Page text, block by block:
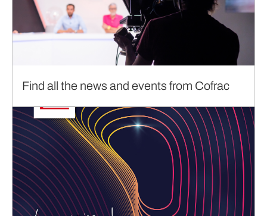
Find all the news and events from Cofrac